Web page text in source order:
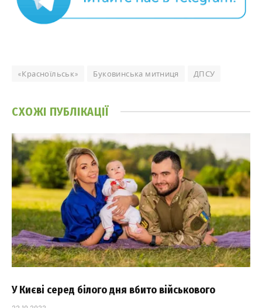
«Красноїльськ» Буковинська митниця ДПСУ
СХОЖІ ПУБЛІКАЦІЇ
У Києві серед білого дня вбито військового